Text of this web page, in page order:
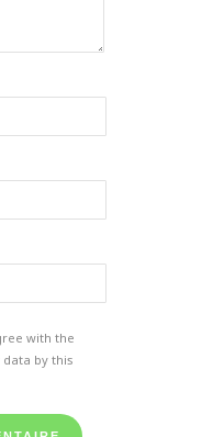
with the
by this